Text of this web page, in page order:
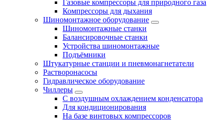
Газовые компрессоры для природного газа
Компрессоры для дыхания
Шиномонтажное оборудование
Шиномонтажные станки
Балансировочные станки
Устройства шиномонтажные
Подъёмники
Штукатурные станции и пневмонагнетатели
Растворонасосы
Гидравлическое оборудование
Чиллеры
С воздушным охлаждением конденсатора
Для кондиционирования
На базе винтовых компрессоров